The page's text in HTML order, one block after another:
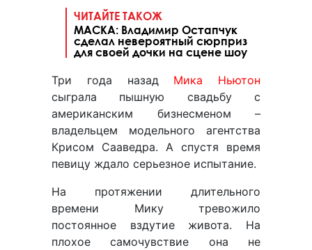
ЧИТАЙТЕ ТАКОЖ
МАСКА: Владимир Остапчук
сделал невероятный сюрприз
для своей дочки на сцене шоу
Три года назад Мика Ньютон
сыграла пышную свадьбу с
американским бизнесменом –
владельцем модельного агентства
Крисом Сааведра. А спустя время
певицу ждало серьезное испытание.
На протяжении длительного
времени Мику тревожило
постоянное вздутие живота. На
плохое самочувствие она не